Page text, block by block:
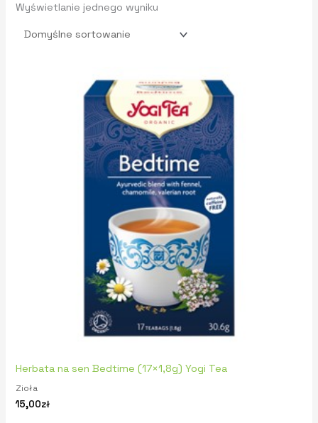
Wyświetlanie jednego wyniku
Herbata na sen Bedtime (17×1,8g) Yogi Tea
Zioła
15,00zł